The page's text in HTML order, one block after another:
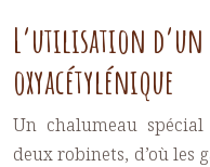
L’utilisation d’un
oxyacétylénique
Un chalumeau
deux robinets, d’où les